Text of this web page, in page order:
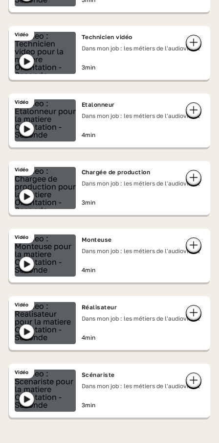
Vidéo
Technicien vidéo
Dans mon job : les métiers de l'audiovisuel
3min
Vidéo
Etalonneur
Dans mon job : les métiers de l'audiovisuel
4min
Vidéo
Chargée de production
Dans mon job : les métiers de l'audiovisuel
3min
Vidéo
Monteuse
Dans mon job : les métiers de l'audiovisuel
4min
Vidéo
Réalisateur
Dans mon job : les métiers de l'audiovisuel
4min
Vidéo
Scénariste
Dans mon job : les métiers de l'audiovisuel
3min